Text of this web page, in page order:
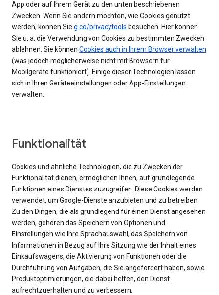
App oder auf Ihrem Gerät zu den unten beschriebenen
Zwecken. Wenn Sie ändern möchten, wie Cookies genutzt
werden, können Sie g.co/privacytools besuchen. Hier können
Sie u. a. die Verwendung von Cookies zu bestimmten Zwecken
ablehnen. Sie können Cookies auch in Ihrem Browser verwalten
(was jedoch möglicherweise nicht mit Browsern für
Mobilgeräte funktioniert). Einige dieser Technologien lassen
sich in Ihren Geräteeinstellungen oder App-Einstellungen
verwalten.
Funktionalität
Cookies und ähnliche Technologien, die zu Zwecken der
Funktionalität dienen, ermöglichen Ihnen, auf grundlegende
Funktionen eines Dienstes zuzugreifen. Diese Cookies werden
verwendet, um Google-Dienste anzubieten und zu betreiben.
Zu den Dingen, die als grundlegend für einen Dienst angesehen
werden, gehören das Speichern von Optionen und
Einstellungen wie Ihre Sprachauswahl, das Speichern von
Informationen in Bezug auf Ihre Sitzung wie der Inhalt eines
Einkaufswagens, die Aktivierung von Funktionen oder die
Durchführung von Aufgaben, die Sie angefordert haben, sowie
Produktoptimierungen, die dabei helfen, den Dienst
aufrechtzuerhalten und zu verbessern.